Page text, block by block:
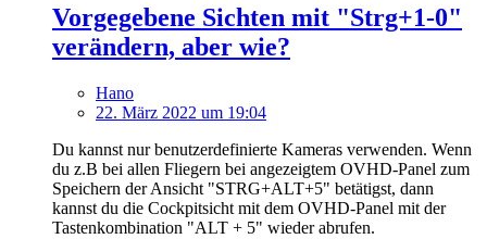
Vorgegebene Sichten mit "Strg+1-0"
verändern, aber wie?
Hano
22. März 2022 um 19:04
Du kannst nur benutzerdefinierte Kameras verwenden. Wenn
du z.B bei allen Fliegern bei angezeigtem OVHD-Panel zum
Speichern der Ansicht "STRG+ALT+5" betätigst, dann
kannst du die Cockpitsicht mit dem OVHD-Panel mit der
Tastenkombination "ALT + 5" wieder abrufen.